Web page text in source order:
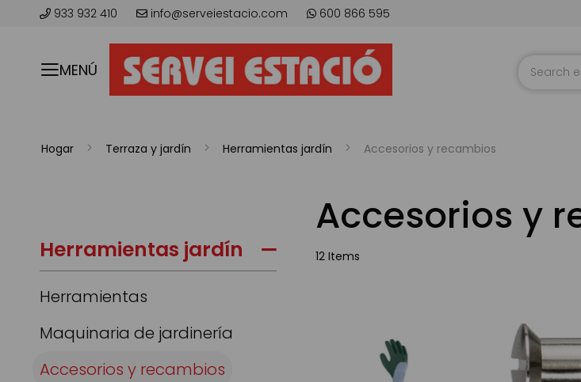
933 932 410 info@serveiestacio.com 600 866 595
MENÚ
Hogar Terraza y jardín Herramientas jardín Accesorios y recambios
Accesorios y
12 Items
Herramientas jardín
Herramientas
Maquinaria de jardinería
Accesorios y recambios